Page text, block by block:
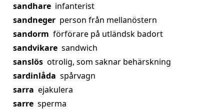
sandhare infanterist
sandneger person från mellanöstern
sandorm förförare på utländsk badort
sandvikare sandwich
sanslös otrolig, som saknar behärskning
sardinlåda spårvagn
sarra ejakulera
sarre sperma